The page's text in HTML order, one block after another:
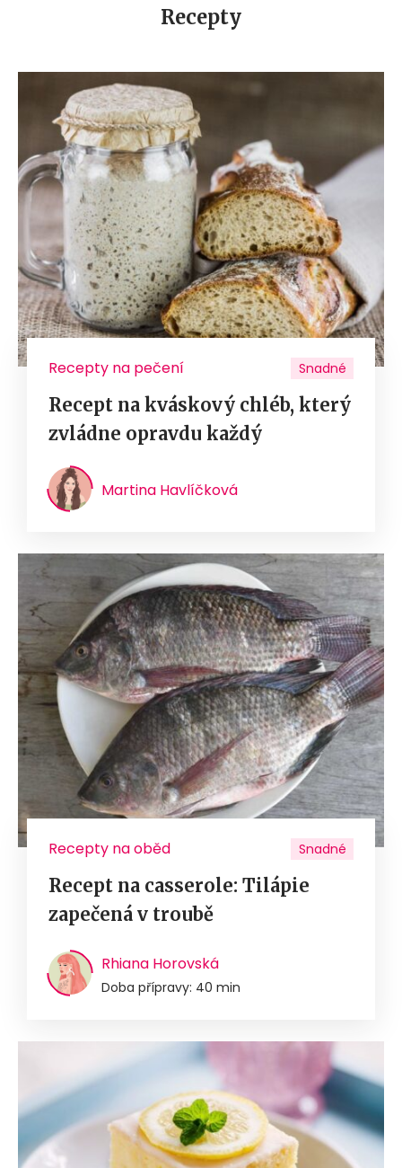
Recepty
Recepty na pečení Snadné
Recept na kváskový chléb, který
zvládne opravdu každý
Martina Havlíčková
Recepty na oběd Snadné
Recept na casserole: Tilápie
zapečená v troubě
Rhiana Horovská
Doba přípravy: 40 min